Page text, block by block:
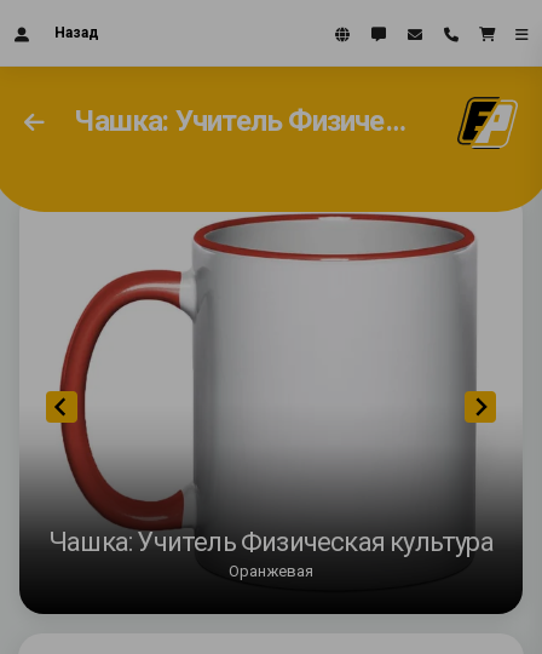
Назад
Чашка: Учитель Физическая культура
Чашка: Учитель Физическая культура
Оранжевая